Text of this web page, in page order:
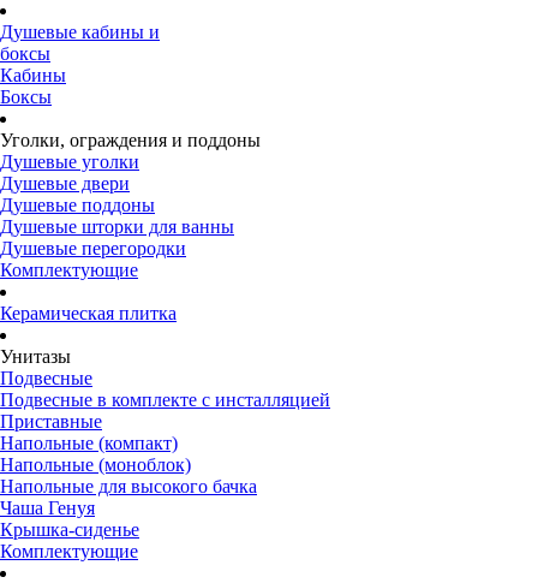
Душевые кабины и
боксы
Кабины
Боксы
Уголки, ограждения и поддоны
Душевые уголки
Душевые двери
Душевые поддоны
Душевые шторки для ванны
Душевые перегородки
Комплектующие
Керамическая плитка
Унитазы
Подвесные
Подвесные в комплекте с инсталляцией
Приставные
Напольные (компакт)
Напольные (моноблок)
Напольные для высокого бачка
Чаша Генуя
Крышка-сиденье
Комплектующие